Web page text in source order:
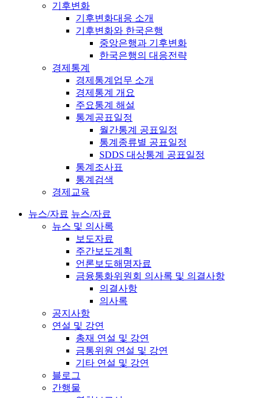
기후변화
기후변화대응 소개
기후변화와 한국은행
중앙은행과 기후변화
한국은행의 대응전략
경제통계
경제통계업무 소개
경제통계 개요
주요통계 해설
통계공표일정
월간통계 공표일정
통계종류별 공표일정
SDDS 대상통계 공표일정
통계조사표
통계검색
경제교육
뉴스/자료 뉴스/자료
뉴스 및 의사록
보도자료
주간보도계획
언론보도해명자료
금융통화위원회 의사록 및 의결사항
의결사항
의사록
공지사항
연설 및 강연
총재 연설 및 강연
금통위원 연설 및 강연
기타 연설 및 강연
블로그
간행물